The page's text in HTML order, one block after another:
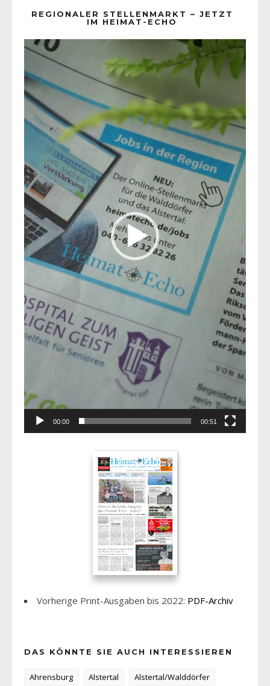
REGIONALER STELLENMARKT – JETZT
IM HEIMAT-ECHO
Player
00:00 00:51
Vorherige Print-Ausgaben bis 2022: PDF-Archiv
DAS KÖNNTE SIE AUCH INTERESSIEREN
Ahrensburg Alstertal
Alstertal/Walddörfer